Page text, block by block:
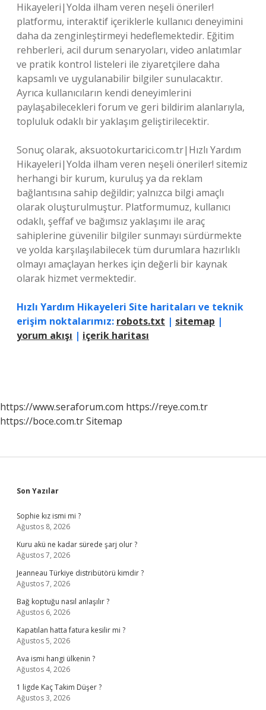
Hikayeleri|Yolda ilham veren neşeli öneriler!
platformu, interaktif içeriklerle kullanıcı deneyimini
daha da zenginleştirmeyi hedeflemektedir. Eğitim
rehberleri, acil durum senaryoları, video anlatımlar
ve pratik kontrol listeleri ile ziyaretçilere daha
kapsamlı ve uygulanabilir bilgiler sunulacaktır.
Ayrıca kullanıcıların kendi deneyimlerini
paylaşabilecekleri forum ve geri bildirim alanlarıyla,
topluluk odaklı bir yaklaşım geliştirilecektir.
Sonuç olarak, aksuotokurtarici.com.tr|Hızlı Yardım
Hikayeleri|Yolda ilham veren neşeli öneriler! sitemiz
herhangi bir kurum, kuruluş ya da reklam
bağlantısına sahip değildir; yalnızca bilgi amaçlı
olarak oluşturulmuştur. Platformumuz, kullanıcı
odaklı, şeffaf ve bağımsız yaklaşımı ile araç
sahiplerine güvenilir bilgiler sunmayı sürdürmekte
ve yolda karşılaşılabilecek tüm durumlara hazırlıklı
olmayı amaçlayan herkes için değerli bir kaynak
olarak hizmet vermektedir.
Hızlı Yardım Hikayeleri Site haritaları ve teknik
erişim noktalarımız: robots.txt | sitemap |
yorum akışı | içerik haritası
https://www.seraforum.com https://reye.com.tr
https://boce.com.trSitemap
Sidebar
Son Yazılar
Sophie kız ismi mi ?
Ağustos 8, 2026
Kuru akü ne kadar sürede şarj olur ?
Ağustos 7, 2026
Jeanneau Türkiye distribütörü kimdir ?
Ağustos 7, 2026
Bağ koptuğu nasıl anlaşılır ?
Ağustos 6, 2026
Kapatılan hatta fatura kesilir mi ?
Ağustos 5, 2026
Ava ismi hangi ülkenin ?
Ağustos 4, 2026
1 ligde Kaç Takim Düşer ?
Ağustos 3, 2026